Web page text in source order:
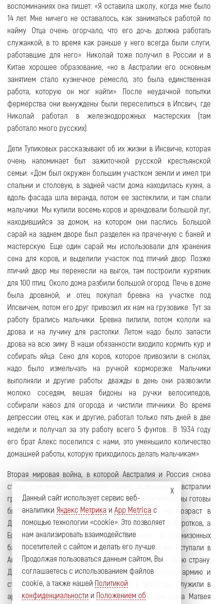
воспоминаниях она пишет: «Я оставила школу, когда мне было
14 лет. Мне ничего не оставалось, как заниматься работой по
найму. Отца очень огорчало, что его дочь должна работать
служанкой, в то время как раньше у него всегда были слуги,
работавшие для него». Николай тоже получил в России и в
Китае хорошее образование, «но в Австралии его основным
занятием стало кузнечное ремесло, это была единственная
работа, которую он мог найти». После неудачной попытки
фермерства они вынуждены были переселиться в Ипсвич, где
Николай работал в железнодорожных мастерских (там
работало много русских).
Дети Тупиковых рассказывают об их жизни в Инсвиче, которая
очень напоминает быт зажиточной русской крестьянской
семьи: «Дом был окружен большим участком земли и имел три
спальни и столовую, в задней части дома находилась кухня, а
вдоль фасада шла веранда, потом ее застеклили, и там спали
мальчики. Мы купили восемь коров и арендовали большой луг,
находившийся за домом, на котором они паслись. Большой
сарай на заднем дворе был разделен на прачечную с баней и
мастерскую. Еще один сарай мы использовали для хранения
сена для коров, и выделили участок под птичий двор. Позже
птичий двор мы перенесли на выгон, там построили курятник
для 100 птиц. Около дома разбили большой огород. Печь в доме
была дровяной, и отец покупал бревна на участке под
Ипсвичем, потом его друг привозил их нам на грузовике. Тут за
работу брались мальчики. Бревна пилили, потом кололи на
дрова и на лучину для растопки. Летом надо было запасти
дрова на всю зиму. В наши обязанности входило кормить кур и
собирать яйца. Сено для коров, которое привозили в снопах,
надо было измельчать на ручной корморезке. Мальчики
выполняли и другие работы: дважды в день они развозили
молоко соседям, вешая бидоны на ручки велосипедов,
собирали навоз для огорода и чистили птичники. Во время
депрессии отец, как и другие, работал только пять дней в две
недели и получал за эту работу всего 5 фунтов... В 1934 году
его брат Алекс поселился с нами, это уменьшило количество
домашней работы, которую приходилось делать мальчикам».
Вторая мировая война, в которой Австралия и Россия снова
стали союзниками, принесла новые испытания, Австралии
грозило вторжение со стороны Японии и наши ветераны готовы
были снова защищать свой дом. Несмотря на возраст в
Добровольном корпусе обороны служил Николай Коротков, а
Ефим Рогашов и Иван Вагин служили в гарнизонных
батальонах. Подросшие дети наших анзаков тоже вступали в
Австралийскую армию и доблестно сражались за свою страну.
Два сына Петра Потера вступили в Австралийскую армию и
старший, Джон Виктор, погиб в Ливии в 1941 году. Служили в
армии и Леонард Тупиков, сын Николая, и три сына Матвея
Данный сайт использует сервис веб-
аналитики Яндекс Метрика и App Metrica с
помощью технологии «cookie». Это позволяет
нам анализировать взаимодействие
посетителей с сайтом и делать его лучше.
Продолжая пользоваться данным сайтом, Вы
соглашаетесь с использованием файлов
cookie, а также нашей Политикой
конфиденциальности и Положением об